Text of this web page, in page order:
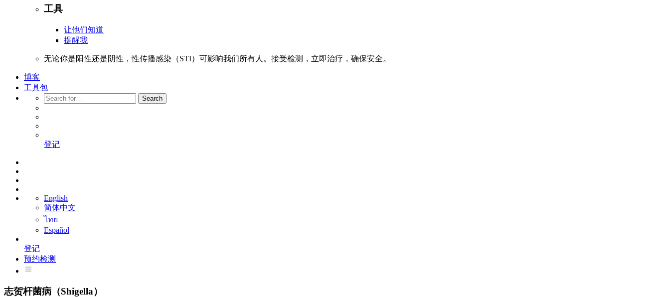
工具
让他们知道
提醒我
无论你是阳性还是阴性，性传播感染（STI）可影响我们所有人。接受检测，立即治疗，确保安全。
博客
工具包
Search
登记
English
简体中文
ไทย
Español
登记
预约检测
志贺杆菌病（Shigella）